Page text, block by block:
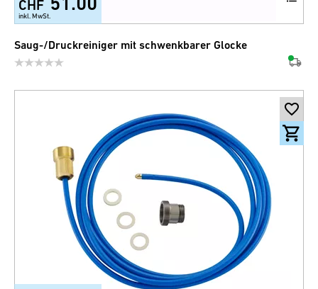
CHF
inkl. MwSt.
Saug-/Druckreiniger mit schwenkbarer Glocke